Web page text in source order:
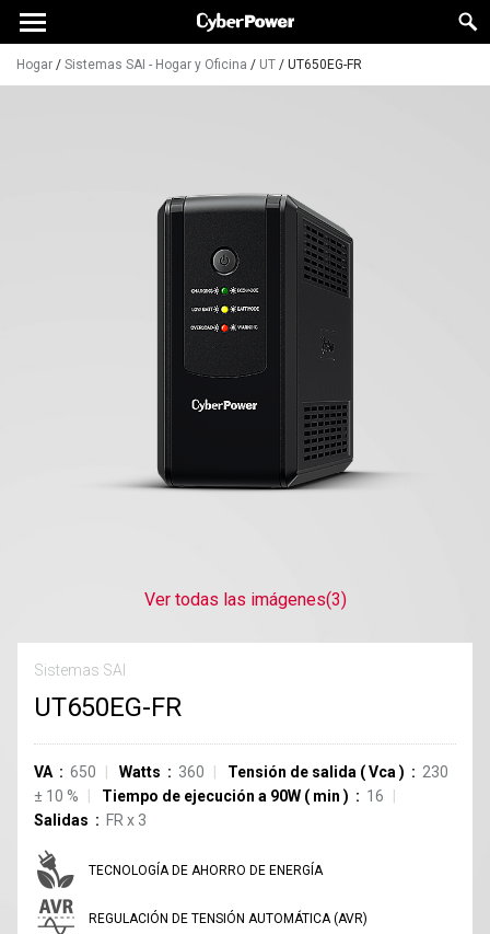
Hogar / Sistemas SAI - Hogar y Oficina / UT / UT650EG-FR
Ver todas las imágenes(3)
Sistemas SAI
UT650EG-FR
VA 650 Watts 360 Tensión de salida (Vca )
230
± 10 % Tiempo de ejecución a 90W ( min )
16
Salidas
FR x 3
TECNOLOGÍA DE AHORRO DE ENERGÍA
REGULACIÓN DE TENSIÓN AUTOMÁTICA (AVR)